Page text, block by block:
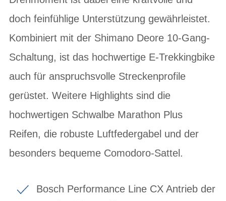
doch feinfühlige Unterstützung gewährleistet.
Kombiniert mit der Shimano Deore 10-Gang-
Schaltung, ist das hochwertige E-Trekkingbike
auch für anspruchsvolle Streckenprofile
gerüstet. Weitere Highlights sind die
hochwertigen Schwalbe Marathon Plus
Reifen, die robuste Luftfedergabel und der
besonders bequeme Comodoro-Sattel.
Bosch Performance Line CX Antrieb der